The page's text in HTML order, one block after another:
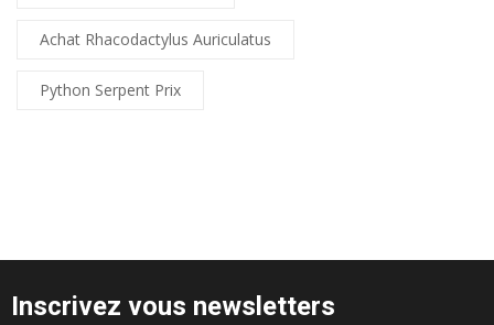
Achat Rhacodactylus Auriculatus
Python Serpent Prix
Inscrivez vous newsletters